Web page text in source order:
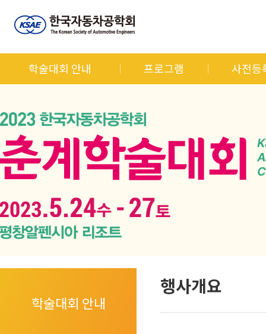
학술대회 안내 프로그램 사전등
행사개요
학술대회 안내